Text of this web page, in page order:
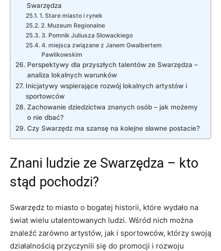
Swarzędza
1. Stare miasto i rynek
2. Muzeum Regionalne
3. Pomnik Juliusza Słowackiego
4. miejsca związane z Janem Gwalbertem
Pawlikowskim
Perspektywy dla przyszłych talentów ze Swarzędza –
analiza lokalnych warunków
Inicjatywy wspierające rozwój lokalnych artystów i
sportowców
Zachowanie dziedzictwa znanych osób – jak możemy
o nie dbać?
Czy Swarzędz ma szansę na kolejne sławne postacie?
Znani ludzie ze Swarzędza – kto
stąd pochodzi?
Swarzędz to miasto o bogatej historii, które wydało na
świat wielu utalentowanych ludzi. Wśród nich można
znaleźć zarówno artystów, jak i sportowców, którzy swoją
działalnością przyczynili się do promocji i rozwoju